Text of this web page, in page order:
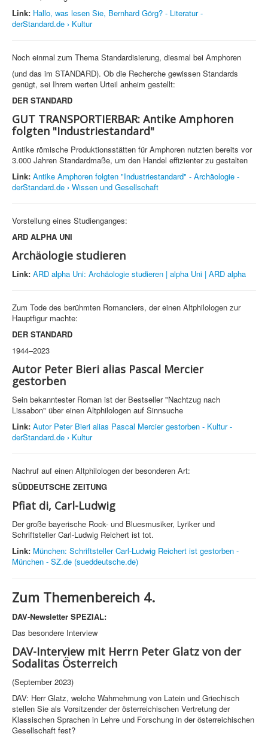
Link: Hallo, was lesen Sie, Bernhard Görg? - Literatur -
derStandard.de › Kultur
Noch einmal zum Thema Standardisierung, diesmal bei Amphoren
(und das im STANDARD). Ob die Recherche gewissen Standards
genügt, sei Ihrem werten Urteil anheim gestellt:
DER STANDARD
GUT TRANSPORTIERBAR: Antike Amphoren
folgten "Industriestandard"
Antike römische Produktionsstätten für Amphoren nutzten bereits vor
3.000 Jahren Standardmaße, um den Handel effizienter zu gestalten
Link: Antike Amphoren folgten "Industriestandard" - Archäologie -
derStandard.de › Wissen und Gesellschaft
Vorstellung eines Studienganges:
ARD ALPHA UNI
Archäologie studieren
Link: ARD alpha Uni: Archäologie studieren | alpha Uni | ARD alpha
Zum Tode des berühmten Romanciers, der einen Altphilologen zur
Hauptfigur machte:
DER STANDARD
1944–2023
Autor Peter Bieri alias Pascal Mercier
gestorben
Sein bekanntester Roman ist der Bestseller "Nachtzug nach
Lissabon" über einen Altphilologen auf Sinnsuche
Link: Autor Peter Bieri alias Pascal Mercier gestorben - Kultur -
derStandard.de › Kultur
Nachruf auf einen Altphilologen der besonderen Art:
SÜDDEUTSCHE ZEITUNG
Pfiat di, Carl-Ludwig
Der große bayerische Rock- und Bluesmusiker, Lyriker und
Schriftsteller Carl-Ludwig Reichert ist tot.
Link: München: Schriftsteller Carl-Ludwig Reichert ist gestorben -
München - SZ.de (sueddeutsche.de)
Zum Themenbereich 4.
DAV-Newsletter SPEZIAL:
Das besondere Interview
DAV-Interview mit Herrn Peter Glatz von der
Sodalitas Österreich
(September 2023)
DAV: Herr Glatz, welche Wahrnehmung von Latein und Griechisch
stellen Sie als Vorsitzender der österreichischen Vertretung der
Klassischen Sprachen in Lehre und Forschung in der österreichischen
Gesellschaft fest?